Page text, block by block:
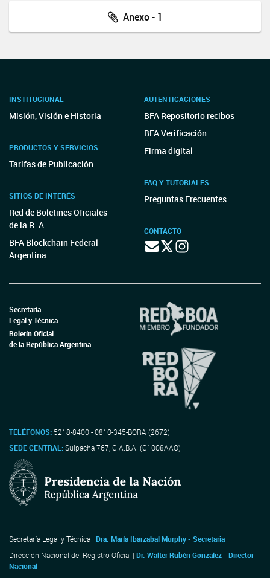
Anexo - 1
INSTITUCIONAL
Misión, Visión e Historia
PRODUCTOS Y SERVICIOS
Tarifas de Publicación
SITIOS DE INTERÉS
Red de Boletines Oficiales
de la R. A.
BFA Blockchain Federal
Argentina
AUTENTICACIONES
BFA Repositorio recibos
BFA Verificación
Firma digital
FAQ Y TUTORIALES
Preguntas Frecuentes
CONTACTO
Secretaría
Legal y Técnica
Boletín Oficial
de la República Argentina
TELÉFONOS: 5218-8400 - 0810-345-BORA (2672)
SEDE CENTRAL:Suipacha 767, C.A.B.A. (C1008AAO)
Secretaría Legal y Técnica | Dra. María Ibarzabal Murphy - Secretaria
Dirección Nacional del Registro Oficial | Dr. Walter Rubén Gonzalez - Director
Nacional